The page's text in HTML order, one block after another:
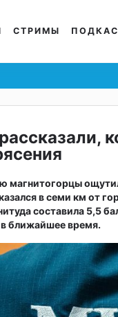
СТРИМЫ
магнитогорцы
в семи км от
составила 5,5
ближайшее время.